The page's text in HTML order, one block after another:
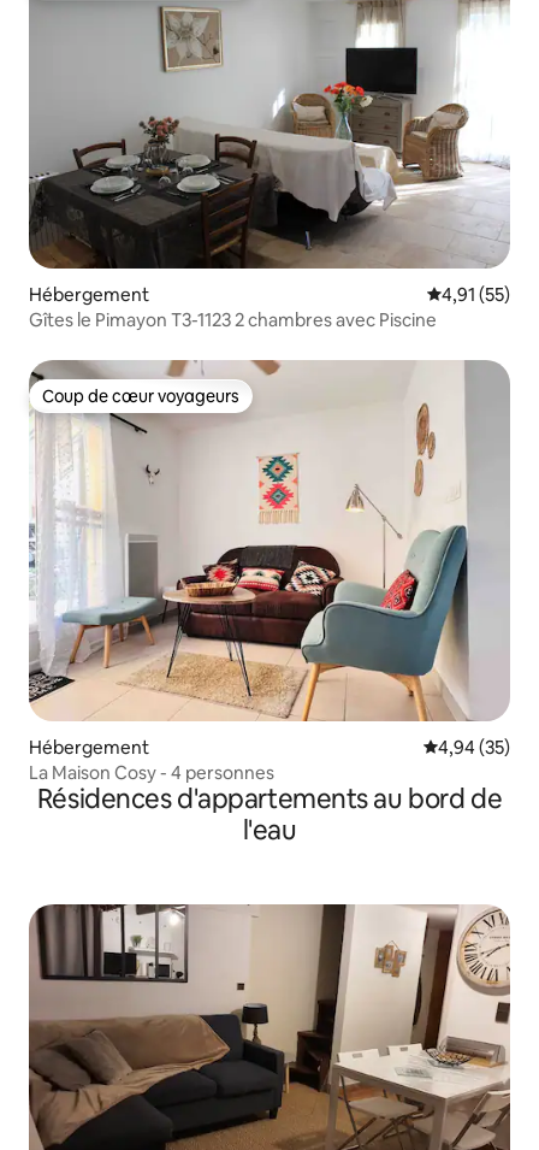
Hébergement Évaluation
4,91 (55)
Gîtes le Pimayon T3-1123 2 chambres avec Piscine
Coup de cœur voyageurs
Coup de cœur voyageurs
Hébergement Évaluation
4,94 (35)
La Maison Cosy - 4 personnes
Résidences d'appartements au bord de
l'eau